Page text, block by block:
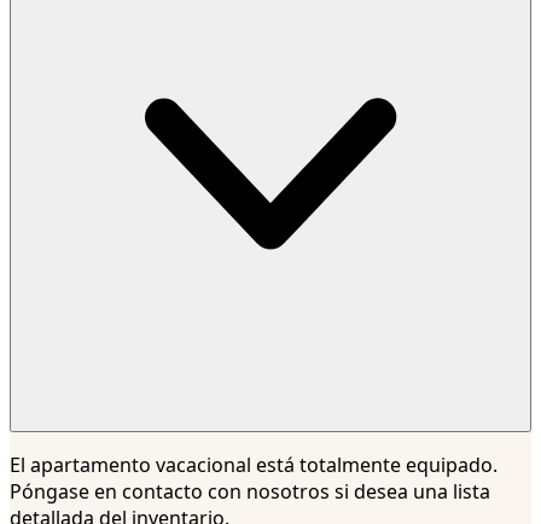
El apartamento vacacional está totalmente equipado.
Póngase en contacto con nosotros si desea una lista
detallada del inventario.